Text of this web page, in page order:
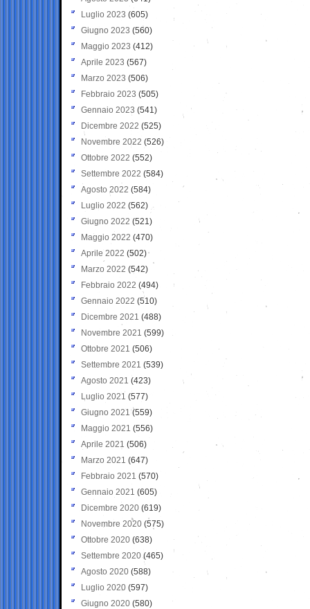
Luglio 2023 (605)
Giugno 2023 (560)
Maggio 2023 (412)
Aprile 2023 (567)
Marzo 2023 (506)
Febbraio 2023 (505)
Gennaio 2023 (541)
Dicembre 2022 (525)
Novembre 2022 (526)
Ottobre 2022 (552)
Settembre 2022 (584)
Agosto 2022 (584)
Luglio 2022 (562)
Giugno 2022 (521)
Maggio 2022 (470)
Aprile 2022 (502)
Marzo 2022 (542)
Febbraio 2022 (494)
Gennaio 2022 (510)
Dicembre 2021 (488)
Novembre 2021 (599)
Ottobre 2021 (506)
Settembre 2021 (539)
Agosto 2021 (423)
Luglio 2021 (577)
Giugno 2021(559)
Maggio 2021 (556)
Aprile 2021 (506)
Marzo 2021 (647)
Febbraio 2021 (570)
Gennaio 2021 (605)
Dicembre 2020 (619)
Novembre 2020 (575)
Ottobre 2020 (638)
Settembre 2020(465)
Agosto 2020 (588)
Luglio 2020 (597)
Giugno 2020 (580)